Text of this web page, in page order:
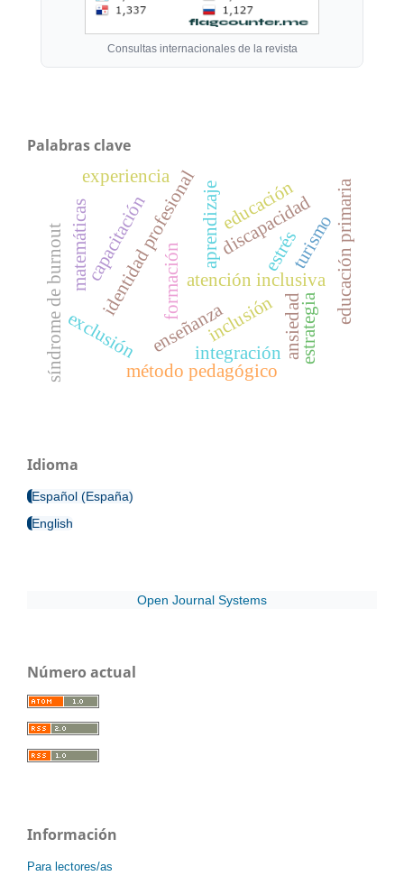
Consultas internacionales de la revista
Palabras clave
formación atención inclusiva
identidad profesional
enseñanza
aprendizaje
inclusión
exclusión
discapacidad
capacitación estrés
ansiedad
síndrome de burnout método pedagógico
turismoeducación primaria
educación
integración estrategia
matemáticas
experiencia
Idioma
Español (España)
English
Open Journal Systems
Número actual
Información
Para lectores/as